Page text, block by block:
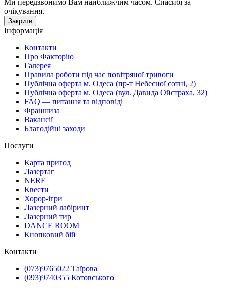
Ми передзвонимо Вам найближчим часом. Спасибі за
очікування.
Закрити
Інформація
Контакти
Про Факторію
Галерея
Правила роботи під час повітряної тривоги
Публічна оферта м. Одеса (пр-т Небесної сотні, 2)
Публічна оферта м. Одеса (вул. Давида Ойстраха, 32)
FAQ — питання та відповіді
Франшиза
Вакансії
Благодійні заходи
Послуги
Карта пригод
Лазертаг
NERF
Квести
Хорор-ігри
Лазерний лабіринт
Лазерний тир
DANCE ROOM
Кнопковий бій
Контакти
(073)9765022 Таїрова
(093)9740355 Котовського